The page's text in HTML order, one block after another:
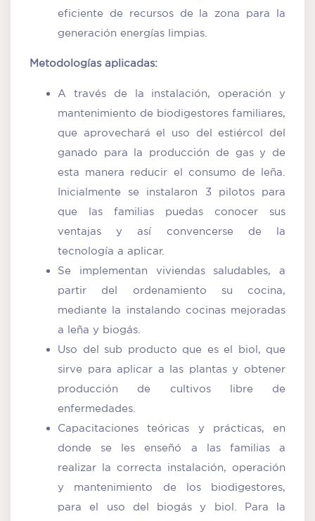
eficiente de recursos de la zona para la
generación energías limpias.
Metodologías aplicadas:
A través de la instalación, operación y
mantenimiento de biodigestores familiares,
que aprovechará el uso del estiércol del
ganado para la producción de gas y de
esta manera reducir el consumo de leña.
Inicialmente se instalaron 3 pilotos para
que las familias puedas conocer sus
ventajas y así convencerse de la
tecnología a aplicar.
Se implementan viviendas saludables, a
partir del ordenamiento su cocina,
mediante la instalando cocinas mejoradas
a leña y biogás.
Uso del sub producto que es el biol, que
sirve para aplicar a las plantas y obtener
producción de cultivos libre de
enfermedades.
Capacitaciones teóricas y prácticas, en
donde se les enseñó a las familias a
realizar la correcta instalación, operación
y mantenimiento de los biodigestores,
para el uso del biogás y biol. Para la